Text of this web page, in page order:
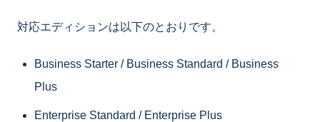
対応エディションは以下のとおりです。
Business Starter / Business Standard / Business
Plus
Enterprise Standard / Enterprise Plus